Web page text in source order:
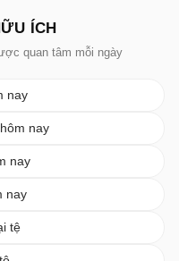
ÍCH
quan tâm mỗi ngày
nay
nay
nay
nay
tệ